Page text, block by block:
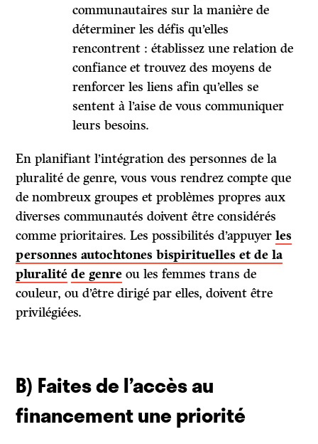
communautaires sur la manière de
déterminer les défis qu’elles
rencontrent : établissez une relation de
confiance et trouvez des moyens de
renforcer les liens afin qu’elles se
sentent à l’aise de vous communiquer
leurs besoins.
En planifiant l’intégration des personnes de la
pluralité de genre, vous vous rendrez compte que
de nombreux groupes et problèmes propres aux
diverses communautés doivent être considérés
comme prioritaires. Les possibilités d’appuyerles
personnes autochtones bispirituelles et dela
pluralité de genre ou les femmes trans de
couleur, ou d’être dirigé par elles, doivent être
privilégiées.
B) Faites de l’accès au
financement une priorité